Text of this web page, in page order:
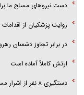
دست نیرو‌های مسلح ما
روایت پزشکیان از
در برابر تجاوز دشمنان
ارتش کاملاً آماده است
دستگیری ۸ نفر از اشرار مسلح شاخص و مرتبطین گروهک‌های تروریستی